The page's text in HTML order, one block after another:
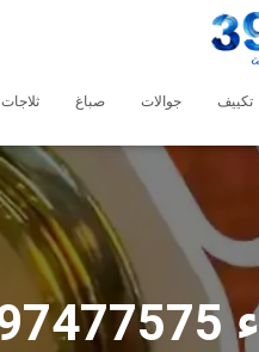
تكييف جوالات صباغ ثلاجات